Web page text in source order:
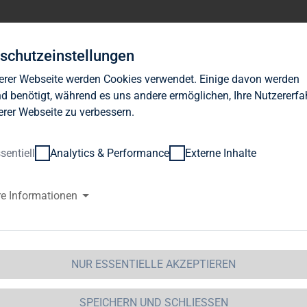
Investor Relations
Immobilien AG erhält
Wohnen GmbH und
bis zu 30 Mio. Neue Aktien
Webseite werden Cookies verwendet. Einige davon werden
benötigt, während es uns andere ermöglichen, Ihre
Webseite zu verbessern.
Analytics & Performance Externe Inhalte
Informationen
NUR ESSENTIELLE AKZEPTIEREN
SPEICHERN UND SCHLIESSEN